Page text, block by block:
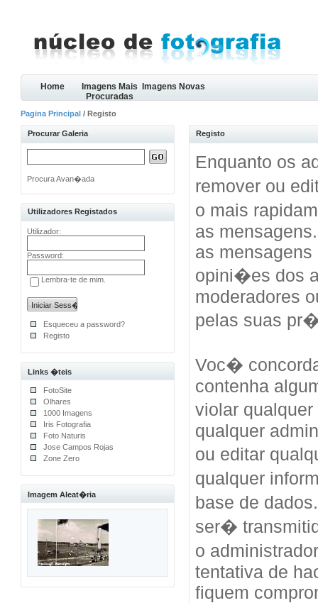
Home
Imagens Mais
Procuradas
Imagens Novas
Pagina Principal / Registo
Procurar Galeria
Procura Avan�ada
Utilizadores Registados
Utilizador:
Password:
Lembra-te de mim.
Esqueceu a password?
Registo
Links �teis
FotoSite
Olhares
1000 Imagens
Iris Fotografia
Foto Naturis
Jose Campos Rojas
Zone Zero
Imagem Aleat�ria
Registo
Enquanto os
remover ou
o mais
as
as
opini�es dos
moderadores
pelas suas
Voc�
contenha
violar
qualquer
ou editar
qualquer
base de
ser�
o
tentativa de
fiquem